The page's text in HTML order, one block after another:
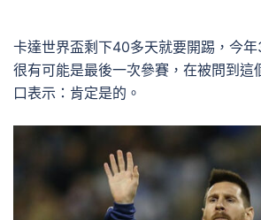
卡達世界盃剩下40多天就要開踢，今
很有可能是最後一次參賽，在被問到這
口表示：肯定是的。